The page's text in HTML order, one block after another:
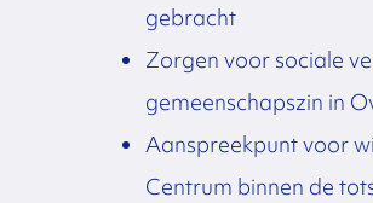
gebracht
Zorgen voor sociale
gemeenschapszin in
Aanspreekpunt voor
Centrum binnen de